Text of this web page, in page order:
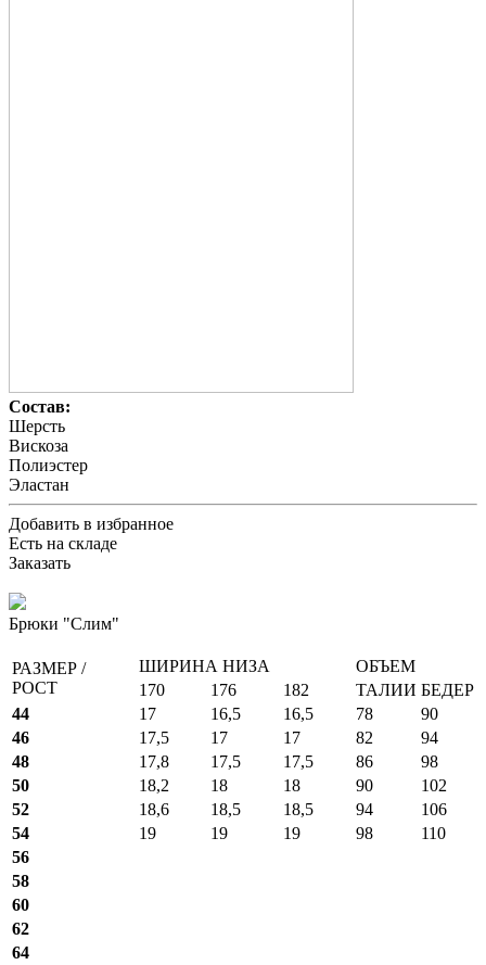
Состав:
Шерсть
Вискоза
Полиэстер
Эластан
Добавить в избранное
Есть на складе
Заказать
Брюки "Слим"
РАЗМЕР /
РОСТ
ШИРИНА НИЗА
ОБЪЕМ
170
176 182 ТАЛИИ БЕДЕР
44
17 16,5 16,5 78
90
46
17,5 17 17 82
94
48
17,8 17,5 17,5 86
98
50
18,2 18 18 90
102
52
18,6 18,5 18,5 94
106
54
19 19 19 98
110
56
58
60
62
64